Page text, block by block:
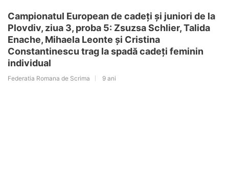
Campionatul European de cadeți și juniori de la
Plovdiv, ziua 3, proba 5: Zsuzsa Schlier, Talida
Enache, Mihaela Leonte și Cristina
Constantinescu trag la spadă cadeți feminin
individual
Federatia Romana de Scrima 9 ani